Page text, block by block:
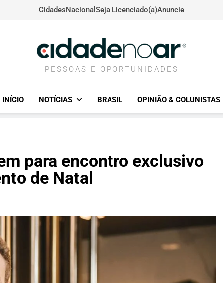
CidadesNacional Seja Licenciado(a)Anuncie
CIDADENOAR.COM
PESSOAS E OPORTUNIDADES
INÍCIO NOTÍCIAS BRASIL OPINIÃO & COLUNISTAS
para encontro exclusivo
de Natal